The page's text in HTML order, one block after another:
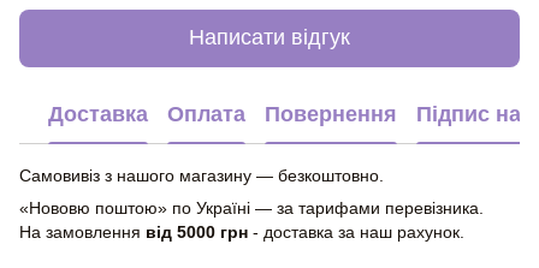
Написати відгук
Доставка Оплата Повернення Підпис на
Самовивіз з нашого магазину — безкоштовно.
«Нововю поштою» по Україні — за тарифами перевізника.
На замовлення від 5000 грн - доставка за наш рахунок.